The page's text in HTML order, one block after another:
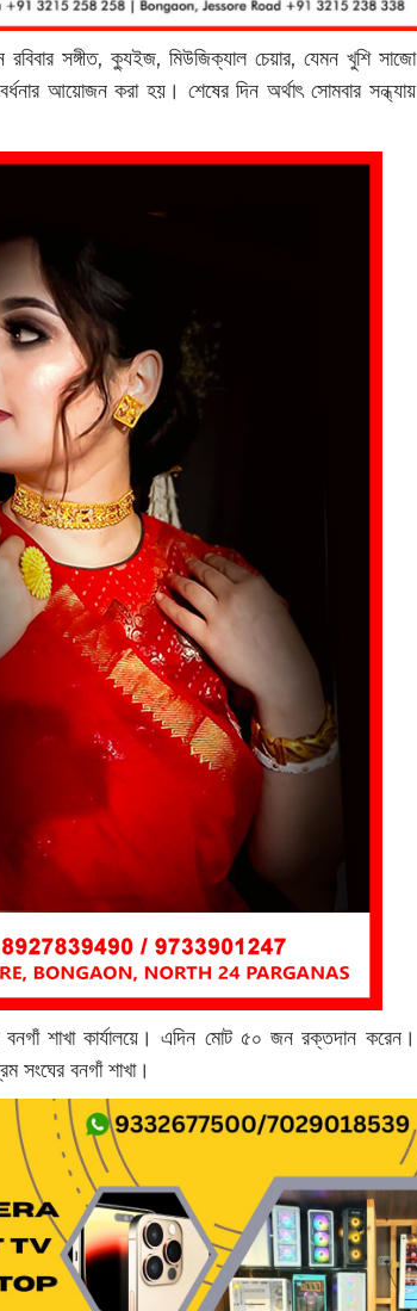
সঙ্গীত, ক্যুইজ, মিউজিক্যাল চেয়ার, যেমন খুশি সাজো
আয়োজন করা হয়। শেষের দিন অর্থাৎ সোমবার সন্ধ্যায়
শাখা কার্যালয়ে। এদিন মোট ৫০ জন রক্তদান করেন।
সংঘের বনগাঁ শাখা।